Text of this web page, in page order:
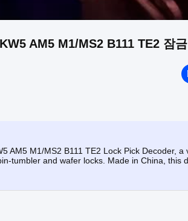
AM5 M1/MS2 B111 TE2 잠
AM5 M1/MS2 B111 TE2 Lock Pick Decoder,
tumbler and wafer locks. Made in China, this